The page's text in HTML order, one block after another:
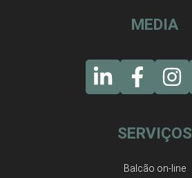
MEDIA
SERVIÇOS
Balcão on-line